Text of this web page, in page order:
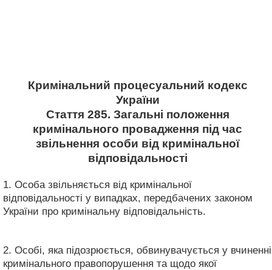
Кримінальний процесуальний кодекс
України
Стаття 285. Загальні положення
кримінального провадження під час
звільнення особи від кримінальної
відповідальності
1. Особа звільняється від кримінальної
відповідальності у випадках, передбачених законом
України про кримінальну відповідальність.
2. Особі, яка підозрюється, обвинувачується у вчиненні
кримінального правопорушення та щодо якої